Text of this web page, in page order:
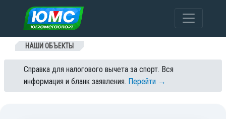
Перейти к содержанию
НАШИ ОБЪЕКТЫ
Справка для налогового вычета за спорт. Вся
информация и бланк заявления. Перейти →